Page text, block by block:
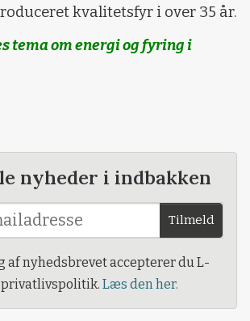
kvalitetsfyr i over 35 år.
tema om energi og fyring i
nyheder i indbakken
Tilmeld
af nyhedsbrevet accepterer du L-
privatlivspolitik. Læs den her.